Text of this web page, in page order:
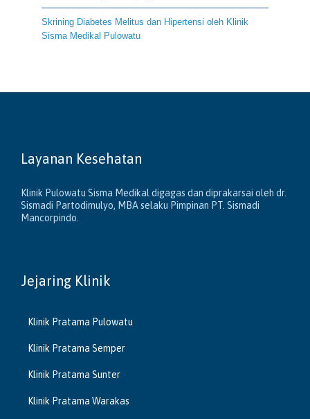
Skrining Diabetes Melitus dan Hipertensi oleh Klinik
Sisma Medikal Pulowatu
Layanan Kesehatan
Klinik Pulowatu Sisma Medikal digagas dan diprakarsai oleh dr.
Sismadi Partodimulyo, MBA selaku Pimpinan PT. Sismadi
Mancorpindo.
Jejaring Klinik
Klinik Pratama Pulowatu
Klinik Pratama Semper
Klinik Pratama Sunter
Klinik Pratama Warakas